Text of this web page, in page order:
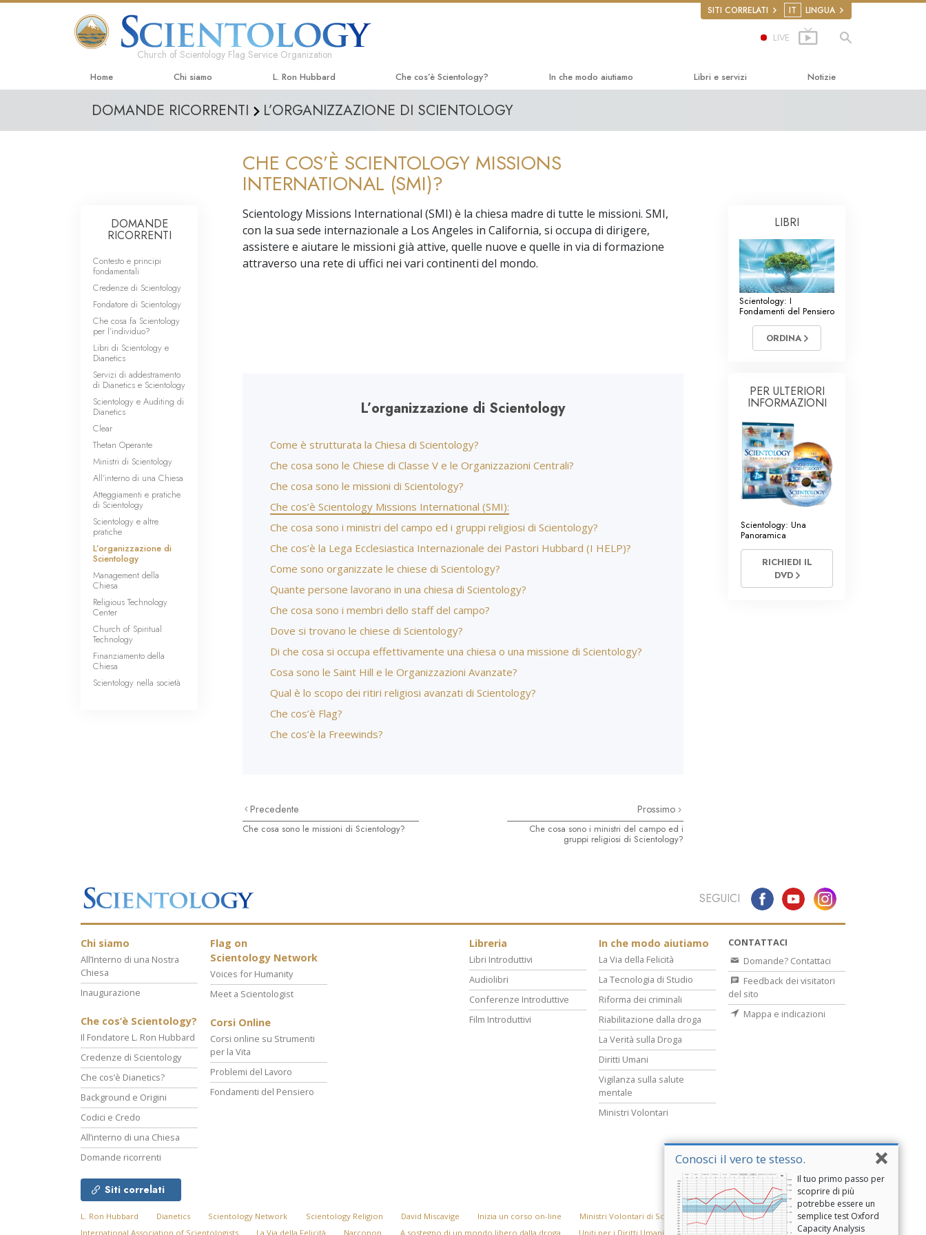
SITI CORRELATI IT LINGUA
Church of Scientology Flag Service Organization
LIVE
Home Chi siamo L. Ron Hubbard Che cos’è Scientology?
Credenze e pratiche
Che cosa dicono gli Scientologist
riguardo a Scientology
All’interno di una Chiesa
I Principi Fondamentali di Scientology
In che modo aiutiamo
Criminon
La Verità sulla Droga
Uniti per i Diritti Umani
Libri e servizi
Servizi Introduttivi
Notizie
DOMANDE RICORRENTI L’ORGANIZZAZIONE DI SCIENTOLOGY
CHE COS’È SCIENTOLOGY MISSIONS
INTERNATIONAL (SMI)?
Scientology Missions International (SMI) è la chiesa madre di tutte le missioni. SMI,
con la sua sede internazionale a Los Angeles in California, si occupa di dirigere,
assistere e aiutare le missioni già attive, quelle nuove e quelle in via di formazione
attraverso una rete di uffici nei vari continenti del mondo.
L’organizzazione di Scientology
Come è strutturata la Chiesa di Scientology?
Che cosa sono le Chiese di Classe V e le Organizzazioni Centrali?
Che cosa sono le missioni di Scientology?
Che cos’è Scientology Missions International (SMI):
Che cosa sono i ministri del campo ed i gruppi religiosi di Scientology?
Che cos’è la Lega Ecclesiastica Internazionale dei Pastori Hubbard (I HELP)?
Come sono organizzate le chiese di Scientology?
Quante persone lavorano in una chiesa di Scientology?
Che cosa sono i membri dello staff del campo?
Dove si trovano le chiese di Scientology?
Di che cosa si occupa effettivamente una chiesa o una missione di Scientology?
Cosa sono le Saint Hill e le Organizzazioni Avanzate?
Qual è lo scopo dei ritiri religiosi avanzati di Scientology?
Che cos’è Flag?
Che cos’è la Freewinds?
Precedente
Che cosa sono le missioni di Scientology?
Prossimo
Che cosa sono i ministri del campo ed i
gruppi religiosi di Scientology?
DOMANDE
RICORRENTI
Contesto e principi
fondamentali
Credenze di Scientology
Fondatore di Scientology
Che cosa fa Scientology
per l’individuo?
Libri di Scientology e
Dianetics
Servizi di addestramento
di Dianetics e Scientology
Scientology e Auditing di
Dianetics
Clear
Thetan Operante
Ministri di Scientology
All’interno di una Chiesa
Atteggiamenti e pratiche
di Scientology
Scientology e altre
pratiche
L’organizzazione di
Scientology
Management della
Chiesa
Religious Technology
Center
Church of Spiritual
Technology
Finanziamento della
Chiesa
Scientology nella società
LIBRI
Scientology: I
Fondamenti del Pensiero
ORDINA
PER ULTERIORI
INFORMAZIONI
Scientology: Una
Panoramica
RICHIEDI IL
DVD
Conosci il vero te stesso.
Il tuo primo passo per
scoprire di più
potrebbe essere un
semplice test Oxford
Capacity Analysis
SEGUICI
Chi siamo
All’Interno di una Nostra
Chiesa
Inaugurazione
Che cos’è Scientology?
Il Fondatore L. Ron Hubbard
Credenze di Scientology
Che cos’è Dianetics?
Background e Origini
Codici e Credo
All’interno di una Chiesa
Domande ricorrenti
Flag on
Scientology Network
Voices for Humanity
Meet a Scientologist
Corsi Online
Corsi online su Strumenti
per la Vita
Problemi del Lavoro
Fondamenti del Pensiero
Libreria
Libri Introduttivi
Audiolibri
Conferenze Introduttive
Film Introduttivi
In che modo aiutiamo
La Via della Felicità
La Tecnologia di Studio
Riforma dei criminali
Riabilitazione dalla droga
La Verità sulla Droga
Diritti Umani
Vigilanza sulla salute
mentale
Ministri Volontari
CONTATTACI
Domande? Contattaci
Feedback dei visitatori
del sito
Mappa e indicazioni
Siti correlati
L. Ron Hubbard Dianetics Scientology Network Scientology Religion David Miscavige Inizia un corso on-line
Ministri Volontari di Scientology
International Association of Scientologists
La Via della Felicità Narconon A sostegno di un mondo libero dalla droga Uniti per i Diritti Umani Gioventù per i Diritti Umani